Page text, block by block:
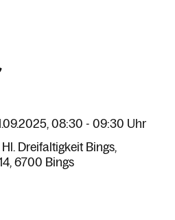
08:30 - 09:30 Uhr
Dreifaltigkeit Bings
6700 Bings